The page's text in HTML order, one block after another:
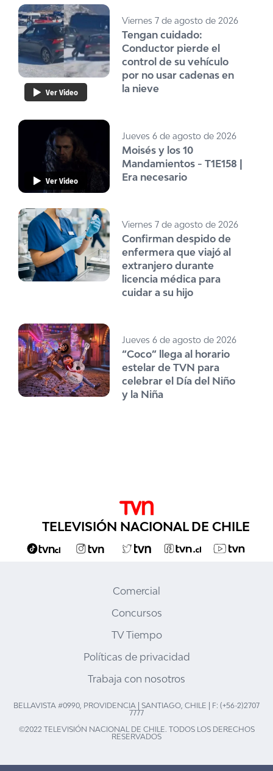
Ver Video
Viernes 7 de agosto de 2026
Tengan cuidado:
Conductor pierde el
control de su vehículo
por no usar cadenas en
la nieve
Ver Video
Jueves 6 de agosto de 2026
Moisés y los 10
Mandamientos - T1E158 |
Era necesario
Viernes 7 de agosto de 2026
Confirman despido de
enfermera que viajó al
extranjero durante
licencia médica para
cuidar a su hijo
Jueves 6 de agosto de 2026
“Coco” llega al horario
estelar de TVN para
celebrar el Día del Niño
y la Niña
TELEVISIÓN NACIONAL DE CHILE
Comercial
Concursos
TV Tiempo
Políticas de privacidad
Trabaja con nosotros
BELLAVISTA #0990, PROVIDENCIA | SANTIAGO, CHILE | F: (+56-2)2707
7777
©2022 TELEVISIÓN NACIONAL DE CHILE. TODOS LOS DERECHOS
RESERVADOS